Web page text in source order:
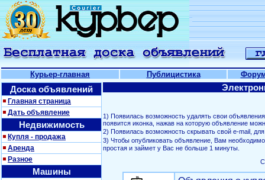
Курьер-главная Публицистика
Доска объявлений
Главная страница
Дать объявление
Недвижимость
Купля - продажа
Аренда
Разное
Машины
1) Появилась возможность удалять свои
появится иконка, нажав на которую объявление
2) Появилась возможность скрывать свой е-mail,
3) Чтобы опубликовать объявление, Вам
простая и займет у Вас не больше 1 минуты.